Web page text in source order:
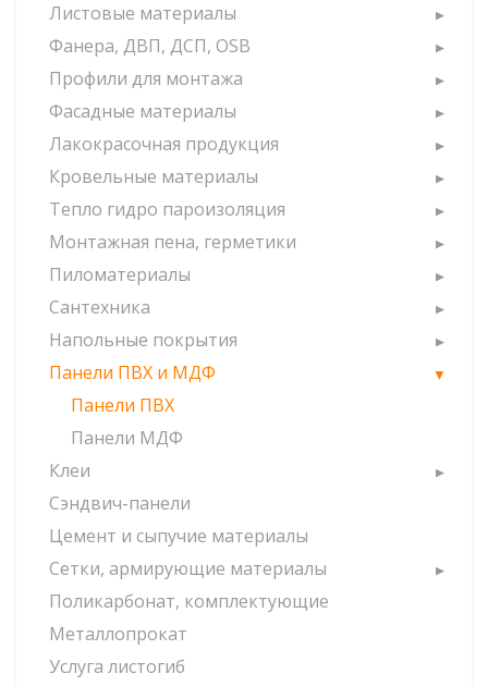
Листовые материалы
Фанера, ДВП, ДСП, OSB
Профили для монтажа
Фасадные материалы
Лакокрасочная продукция
Кровельные материалы
Тепло гидро пароизоляция
Монтажная пена, герметики
Пиломатериалы
Сантехника
Напольные покрытия
Панели ПВХ и МДФ
Панели ПВХ
Панели МДФ
Клеи
Сэндвич-панели
Цемент и сыпучие материалы
Сетки, армирующие материалы
Поликарбонат, комплектующие
Металлопрокат
Услуга листогиб